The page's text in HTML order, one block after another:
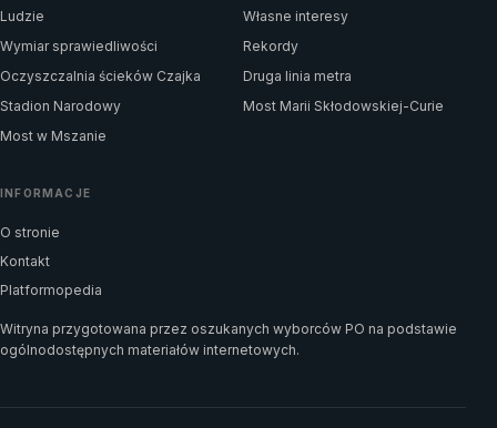
Ludzie
Własne interesy
Wymiar sprawiedliwości
Rekordy
Oczyszczalnia ścieków Czajka
Druga linia metra
Stadion Narodowy
Most Marii Skłodowskiej-Curie
Most w Mszanie
INFORMACJE
O stronie
Kontakt
Platformopedia
Witryna przygotowana przez oszukanych wyborców PO na podstawie
ogólnodostępnych materiałów internetowych.